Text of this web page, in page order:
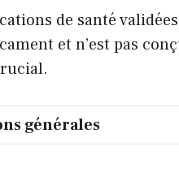
de santé
et n’est pas
générales